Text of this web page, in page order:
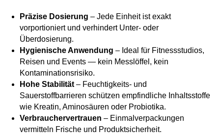
Präzise Dosierung – Jede Einheit ist exakt
vorportioniert und verhindert Unter- oder
Überdosierung.
Hygienische Anwendung – Ideal für Fitnessstudios,
Reisen und Events — kein Messlöffel, kein
Kontaminationsrisiko.
Hohe Stabilität – Feuchtigkeits- und
Sauerstoffbarrieren schützen empfindliche Inhaltsstoffe
wie Kreatin, Aminosäuren oder Probiotika.
Verbrauchervertrauen – Einmalverpackungen
vermitteln Frische und Produktsicherheit.